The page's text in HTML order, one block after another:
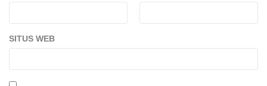
SITUS WEB